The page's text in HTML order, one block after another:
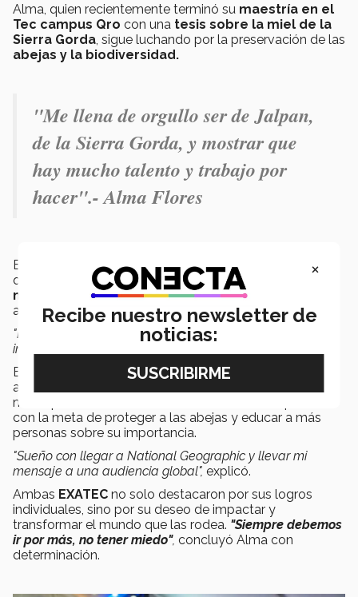
Alma, quien recientemente terminó su maestría en el
Tec campus Qro con una tesis sobre la miel de la
Sierra Gorda , sigue luchando por la preservación de las
abejas y la biodiversidad.
"Me llena de orgullo ser de Jalpan,
de la Sierra Gorda, y mostrar que
hay mucho talento y trabajo por
hacer".- Alma Flores
El
también le dejó una huella profunda en ella,
quien valora elespíritu emprendedor y la
mentalidad innovadoraque adquirió durante sus
años en prepa, carrera y maestría.
"El Tec me enseñó a no conformarme, siempre ir por más,
innovar y no tenerle miedo a los retos",
El siguiente paso para Alma esexpandir su iniciativa,
actualmente, busca trabajar en campañas para varios
municipios en colaboración con diferentes empresas,
con la meta de proteger a las abejas y educar a más
personas sobre su importancia.
"Sueño con llegar a National Geographic y llevar mi
mensaje a una audiencia global", explicó.
Ambas EXATEC no solo destacaron por sus logros
individuales, sino por su deseo de impactar y
transformar el mundo que las rodea. "Siempre debemos
ir por más, no tener miedo", concluyó Alma con
determinación.
×
Recibe nuestro newsletter de
noticias: